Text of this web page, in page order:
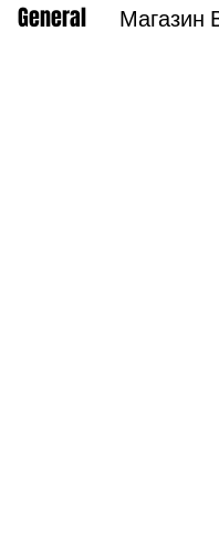
General Магазин